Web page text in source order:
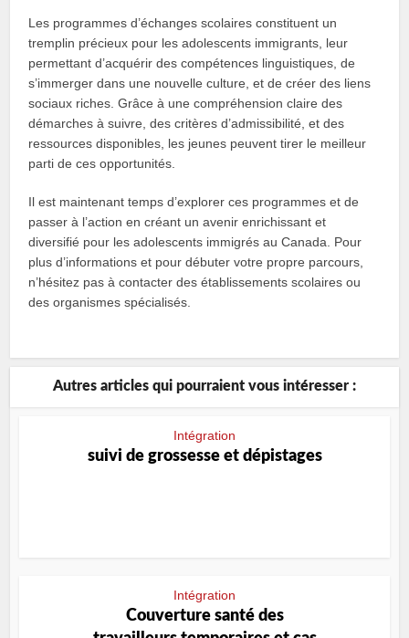
Les programmes d’échanges scolaires constituent un
tremplin précieux pour les adolescents immigrants, leur
permettant d’acquérir des compétences linguistiques, de
s’immerger dans une nouvelle culture, et de créer des liens
sociaux riches. Grâce à une compréhension claire des
démarches à suivre, des critères d’admissibilité, et des
ressources disponibles, les jeunes peuvent tirer le meilleur
parti de ces opportunités.
Il est maintenant temps d’explorer ces programmes et de
passer à l’action en créant un avenir enrichissant et
diversifié pour les adolescents immigrés au Canada. Pour
plus d’informations et pour débuter votre propre parcours,
n’hésitez pas à contacter des établissements scolaires ou
des organismes spécialisés.
Autres articles qui pourraient vous intéresser :
Intégration
suivi de grossesse et dépistages
Intégration
Couverture santé des